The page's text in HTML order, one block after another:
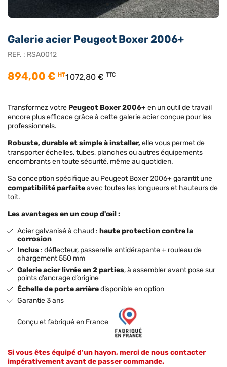
Galerie acier Peugeot Boxer 2006+
REF. : RSA0012
894,00 € HT1 072,80 € TTC
Transformez votre Peugeot Boxer 2006+ en un outil de travail
encore plus efficace grâce à cette galerie acier conçue pour les
professionnels.
Robuste, durable et simple à installer,elle vous permet de
transporter échelles, tubes, planches ou autres équipements
encombrants en toute sécurité, même au quotidien.
Sa conception spécifique au Peugeot Boxer 2006+ garantit une
compatibilité parfaiteavec toutes les longueurs et hauteurs de
toit.
Les avantages en un coup d'œil :
Acier galvanisé à chaud :haute protection contre la
corrosion
Inclus : déflecteur, passerelle antidérapante + rouleau de
chargement 550 mm
Galerie acier livrée en 2 parties, à assembler avant pose sur
points d’ancrage d’origine
Échelle de porte arrièredisponible en option
Garantie 3 ans
Conçu et fabriqué en France
Si vous êtes équipé d’un hayon, merci de nous contacter
impérativement avant de passer commande.